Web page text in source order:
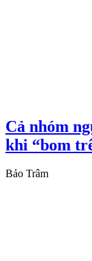
Cả nhóm
khi “bom
Bảo Trâm